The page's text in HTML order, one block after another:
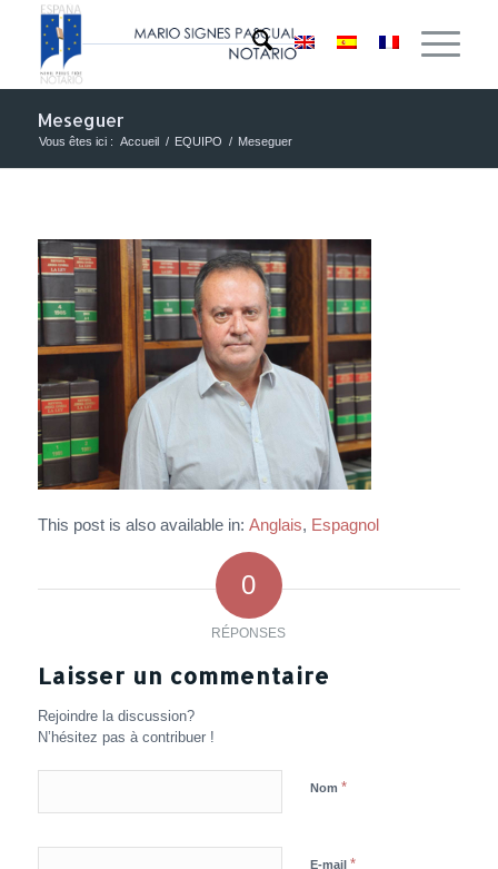
Meseguer
Vous êtes ici : Accueil / EQUIPO / Meseguer
This post is also available in: Anglais Espagnol
0
RÉPONSES
Laisser un commentaire
Rejoindre la discussion?
N’hésitez pas à contribuer !
Nom *
E-mail *